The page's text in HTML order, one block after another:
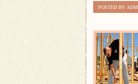
POSTED BY